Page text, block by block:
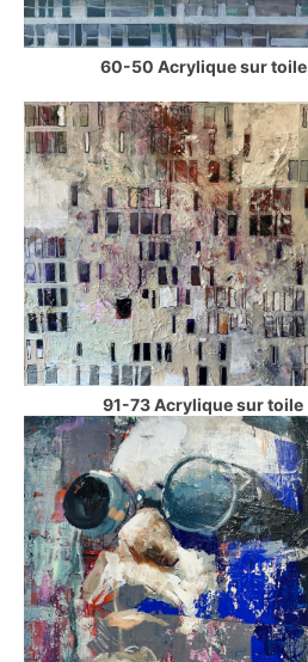
60-50 Acrylique sur toile
91-73 Acrylique sur toile